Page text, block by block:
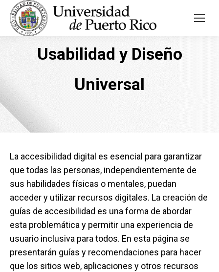
Usabilidad y Diseño
Universal
La accesibilidad digital es esencial para garantizar
que todas las personas, independientemente de
sus habilidades físicas o mentales, puedan
acceder y utilizar recursos digitales. La creación de
guías de accesibilidad es una forma de abordar
esta problemática y permitir una experiencia de
usuario inclusiva para todos. En esta página se
presentarán guías y recomendaciones para hacer
que los sitios web, aplicaciones y otros recursos